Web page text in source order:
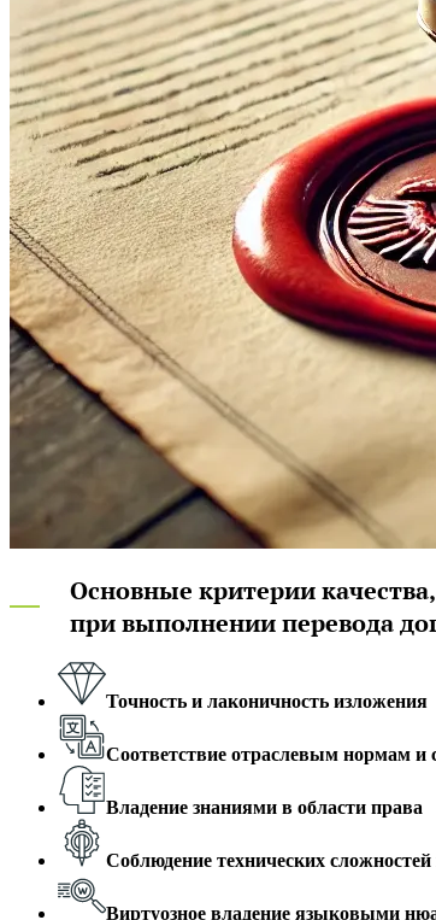
Основные критерии качества,
при выполнении перевода
Точность и лаконичность изложения
Соответствие отраслевым нормам и
Владение знаниями в области права
Соблюдение технических
Виртуозное владение языковыми